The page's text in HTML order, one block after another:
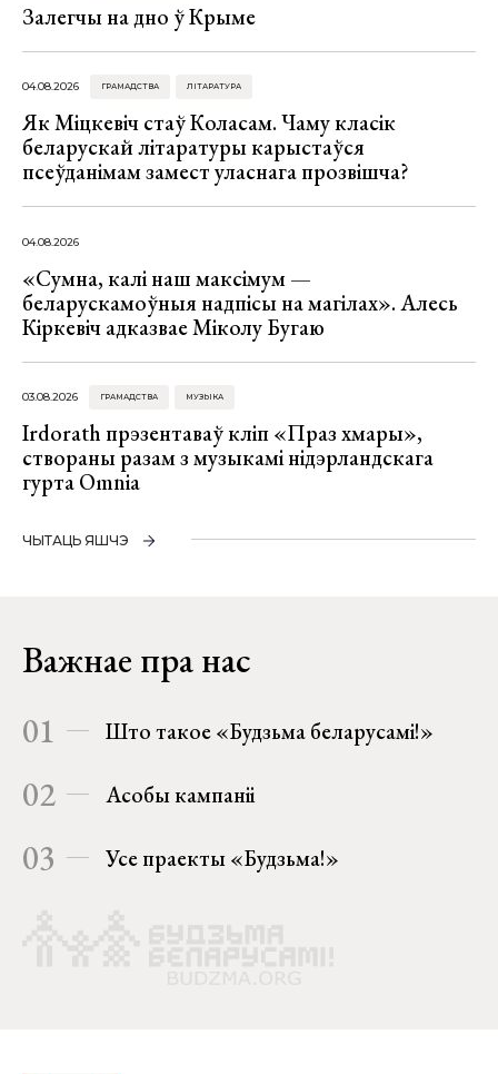
Залегчы на дно ў Крыме
04.08.2026 ГРАМАДСТВА ЛІТАРАТУРА
Як Міцкевіч стаў Коласам. Чаму класік
беларускай літаратуры карыстаўся
псеўданімам замест уласнага прозвішча?
04.08.2026
«Сумна, калі наш максімум —
беларускамоўныя надпісы на магілах». Алесь
Кіркевіч адказвае Міколу Бугаю
03.08.2026 ГРАМАДСТВА МУЗЫКА
Irdorath прэзентаваў кліп «Праз хмары»,
створаны разам з музыкамі нідэрландскага
гурта Omnia
ЧЫТАЦЬ ЯШЧЭ
Важнае пра нас
01 Што такое «Будзьма беларусамі!»
02 Асобы кампаніі
03 Усе праекты «Будзьма!»